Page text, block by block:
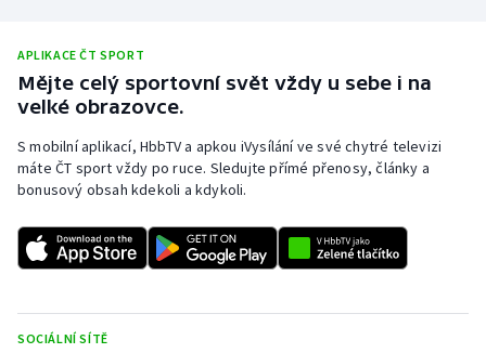
APLIKACE ČT SPORT
Mějte celý sportovní svět vždy u sebe i na
velké obrazovce.
S mobilní aplikací, HbbTV a apkou iVysílání ve své chytré televizi
máte ČT sport vždy po ruce. Sledujte přímé přenosy, články a
bonusový obsah kdekoli a kdykoli.
SOCIÁLNÍ SÍTĚ